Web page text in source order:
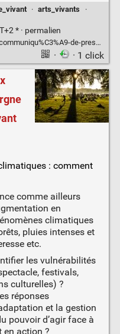
· arts_vivants
·
* · permalien
de-presse-etude-2026-25-juin-2026
· · 1 click
: comment
comme ailleurs
en
climatiques
pluies intenses et
etc.
les vulnérabilités
festivals,
culturelles) ?
réponses
et la gestion
pouvoir d’agir face à
en action ?